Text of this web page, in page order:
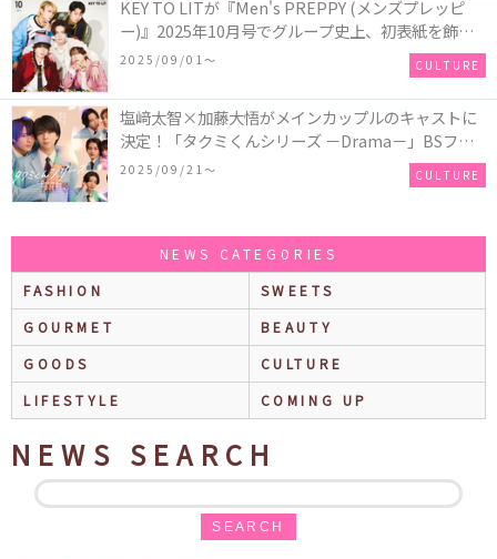
KEY TO LITが『Men's PREPPY (メンズプレッピ
ー)』2025年10月号でグループ史上、初表紙を飾
る！高橋恭平(なにわ男子)はネクタイ＆ジャケッ
ト、リムレスメガネを身に着けたCoolな姿で登場
2025/09/01〜 CULTURE
塩﨑太智×加藤大悟がメインカップルのキャストに
決定！「タクミくんシリーズ －Drama－」BSフ
ジ・FODにて放送＆独占配信決定！シリーズ累計
500万部を超える大人気BL小説、初の連続ドラマ
2025/09/21〜 CULTURE
NEWS CATEGORIES
FASHION
SWEETS
GOURMET
BEAUTY
GOODS
CULTURE
LIFESTYLE
COMING UP
NEWS SEARCH
SEARCH